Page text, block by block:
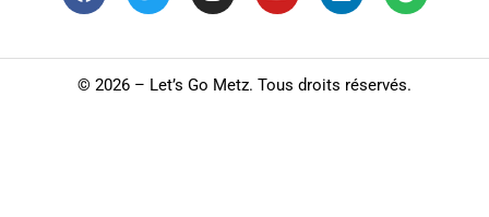
© 2026 – Let’s Go Metz. Tous droits réservés.